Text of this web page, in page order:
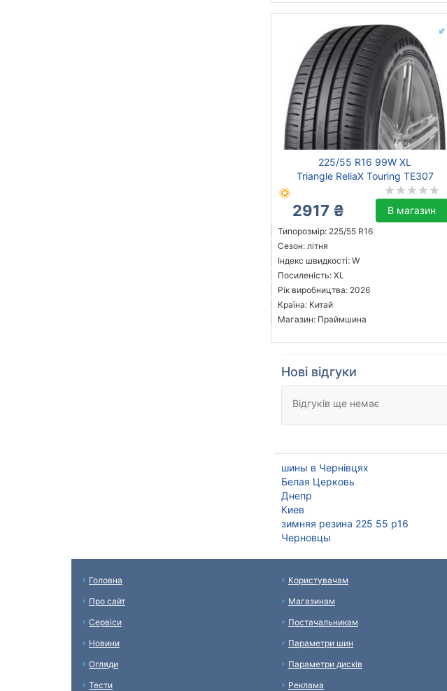
225/55 R16 99W XL
Triangle ReliaX Touring TE307
2917 ₴ В магазин
Типорозмір: 225/55 R16
Сезон: літня
Індекс швидкості: W
Посиленість: XL
Рік виробництва: 2026
Країна: Китай
Магазин: Праймшина
Нові відгуки
Відгуків ще немає
шины в Чернівцях
Белая Церковь
Днепр
Киев
зимняя резина 225 55 р16
Черновцы
Головна
Про сайт
Сервіси
Новини
Огляди
Тести
Користувачам
Магазинам
Постачальникам
Параметри шин
Параметри дисків
Реклама